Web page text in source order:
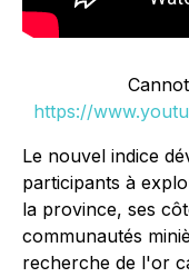
https://
Le nouvel indice
participants à
la province, ses
communautés
recherche de l'or